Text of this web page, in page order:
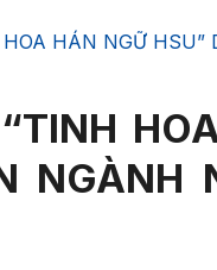
HÁN NGỮ
NGÀNH